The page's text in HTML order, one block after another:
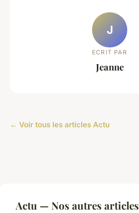
J
ECRIT PAR
Jeanne
← Voir tous les articles Actu
Actu — Nos autres articles